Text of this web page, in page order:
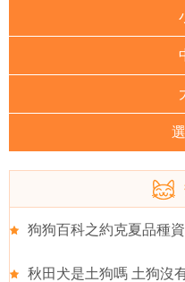
狗狗百科之約克夏品種
秋田犬是土狗嗎 土狗沒